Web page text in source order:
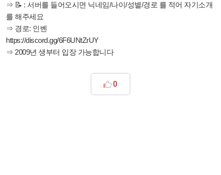
⇒ 📝 : 서버를 들어오시면 닉네임/나이/성별/경로 를 적어 자기소개
를 해주세요
⇒ 경로: 인벤
https://discord.gg/6F6UNtZrUY
⇒ 2009년 생부터 입장 가능합니다
0